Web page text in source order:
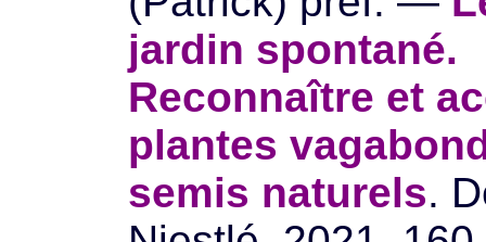
jardin spontané.
Reconnaître et
plantes
semis naturels.